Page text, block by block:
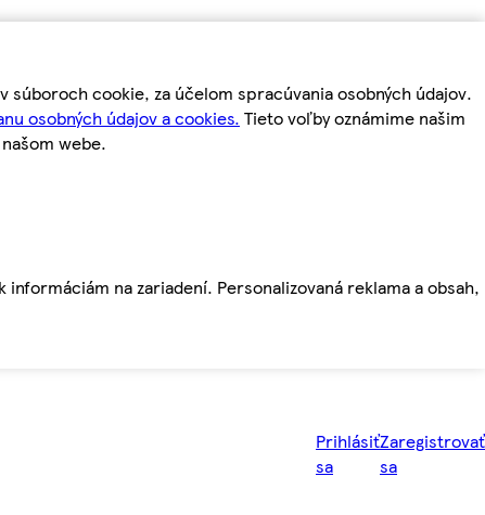
cookie, za účelom spracúvania osobných údajov.
osobných údajov a cookies. Tieto voľby oznámime našim
webe.
na zariadení. Personalizovaná reklama a obsah,
Prihlásiť
sa
Zaregistrovať
sa